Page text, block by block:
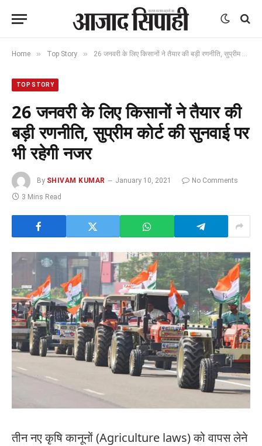
Home » Top Story » 26 जनवरी के लिए किसानों ने तैयार की बड़ी रणनीति, सुप्रीम कोर्ट की सुनवाई पर भी रहेगी नजर
TOP STORY
26 जनवरी के लिए किसानों ने तैयार की
बड़ी रणनीति, सुप्रीम कोर्ट की सुनवाई पर
भी रहेगी नजर
By SHIVAM KUMAR January 10, 2021
No Comments
3 Mins Read
तीन नए कृषि कानूनों (Agriculture laws) को वापस लेने